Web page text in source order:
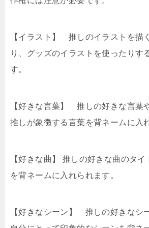
【イラスト】 推しのイラストを描
り、グッズのイラストを使ったりす
す。
【好きな言葉】 推しの好きな言葉
推しが象徴する言葉を背ネームに入
【好きな曲】 推しの好きな曲のタ
を背ネームに入れられます。
【好きなシーン】 推しの好きなシ